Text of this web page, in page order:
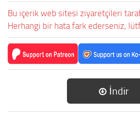
Bu içerik web sitesi ziyaretçileri
Herhangi bir hata fark ederseniz,
İndir